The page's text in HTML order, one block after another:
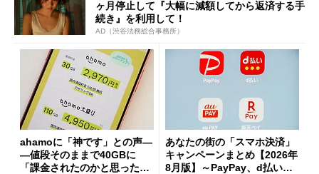
ヶ月停止して『大幅に減額してから返済する手
続き』を利用して！
AD（渋谷法務総合事務所）
ahamoに「神です」との声―
―値段そのままで40GBに
「課金されたのかと思った」
あなたの街の「スマホ決済」
キャンペーンまとめ【2026年
8月版】～PayPay、d払い、a